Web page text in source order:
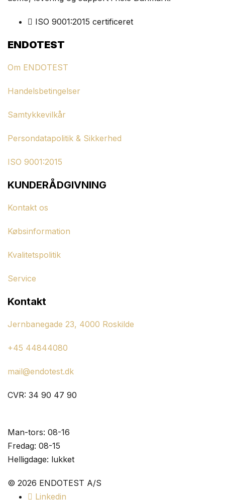
ISO 9001:2015 certificeret
ENDOTEST
Om ENDOTEST
Handelsbetingelser
Samtykkevilkår
Persondatapolitik & Sikkerhed
ISO 9001:2015
KUNDERÅDGIVNING
Kontakt os
Købsinformation
Kvalitetspolitik
Service
Kontakt
Jernbanegade 23, 4000 Roskilde
+45 44844080
mail@endotest.dk
CVR: 34 90 47 90
Man-tors: 08-16
Fredag: 08-15
Helligdage: lukket
© 2026 ENDOTEST A/S
Linkedin